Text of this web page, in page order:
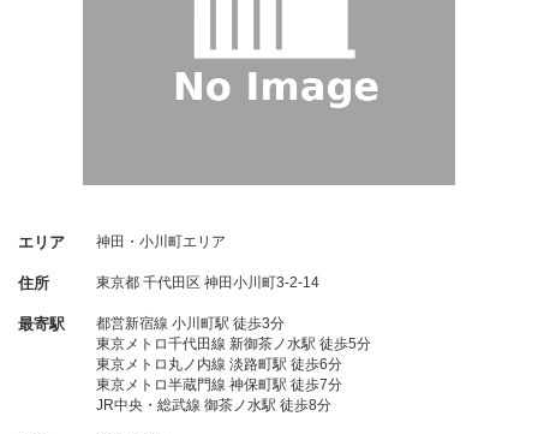
エリア 神田・小川町エリア
住所 東京都 千代田区 神田小川町3-2-14
最寄駅
都営新宿線 小川町駅 徒歩3分
東京メトロ千代田線 新御茶ノ水駅 徒歩5分
東京メトロ丸ノ内線 淡路町駅 徒歩6分
東京メトロ半蔵門線 神保町駅 徒歩7分
JR中央・総武線 御茶ノ水駅 徒歩8分